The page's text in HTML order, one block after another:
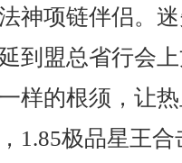
神项链伴侣。
到盟总省行会
样的根须，让
1.85极品星王